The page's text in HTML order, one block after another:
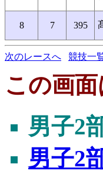
8 7 395
次のレースへ 競技一
この画
男子2
男子2